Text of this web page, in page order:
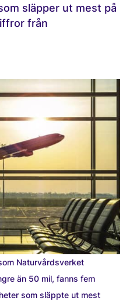
släpper ut mest på
från
Naturvårdsverket
än 50 mil, fanns fem
som släppte ut mest